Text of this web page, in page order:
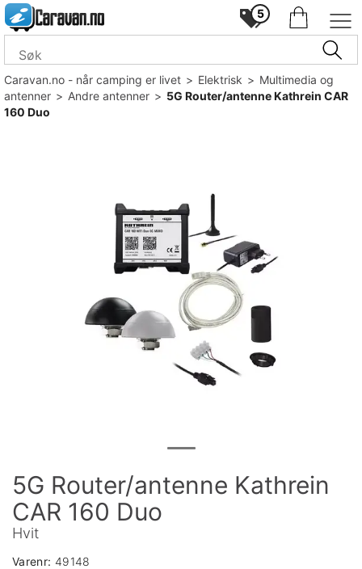
5
Caravan.no - når camping er livet>Elektrisk>Multimedia og
antenner>Andre antenner>5G Router/antenne Kathrein CAR
160 Duo
5G Router/antenne Kathrein
CAR 160 Duo
Hvit
Varenr: 49148